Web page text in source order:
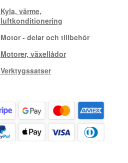
Kyla, värme,
luftkonditionering
Motor - delar och tillbehör
Motorer, växellådor
Verktygssatser